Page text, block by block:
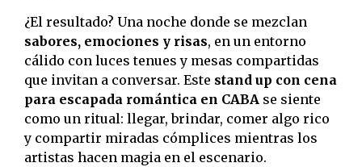
¿El resultado? Una noche donde se mezclan
sabores, emociones y risas, en un entorno
cálido con luces tenues y mesas compartidas
que invitan a conversar. Este stand up con cena
para escapada romántica en CABA se siente
como un ritual: llegar, brindar, comer algo rico
y compartir miradas cómplices mientras los
artistas hacen magia en el escenario.